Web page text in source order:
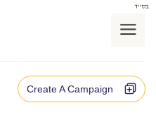
בס"ד
Create A Campaign